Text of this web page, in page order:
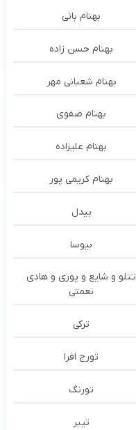
بهنام بانی
بهنام حسن زاده
بهنام شعبانی مهر
بهنام صفوی
بهنام علیزاده
بهنام کریمی پور
بیدل
بیوسا
تتلو و شایع و پوری و هادی
نعمتی
ترکی
تورج افرا
تورنگ
تیبر